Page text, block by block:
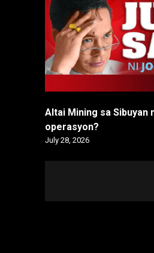
Altai Mining sa Sibuyan
operasyon?
July 28, 2026